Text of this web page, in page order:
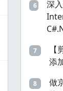
6
深
7
添
8
做